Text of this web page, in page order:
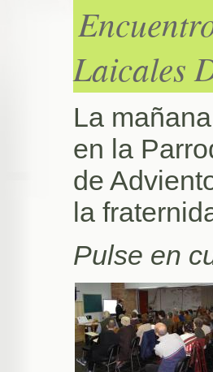
Laicales
La
en la
de
la
Pulse en